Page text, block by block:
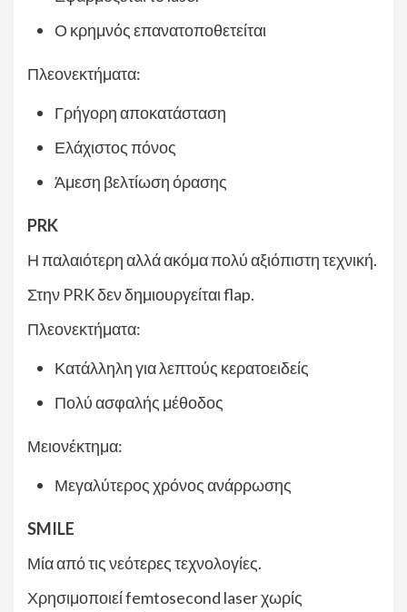
Ο κρημνός επανατοποθετείται
Πλεονεκτήματα:
Γρήγορη αποκατάσταση
Ελάχιστος πόνος
Άμεση βελτίωση όρασης
PRK
Η παλαιότερη αλλά ακόμα πολύ αξιόπιστη τεχνική.
Στην PRK δεν δημιουργείται flap.
Πλεονεκτήματα:
Κατάλληλη για λεπτούς κερατοειδείς
Πολύ ασφαλής μέθοδος
Μειονέκτημα:
Μεγαλύτερος χρόνος ανάρρωσης
SMILE
Μία από τις νεότερες τεχνολογίες.
Χρησιμοποιεί femtosecond laser χωρίς